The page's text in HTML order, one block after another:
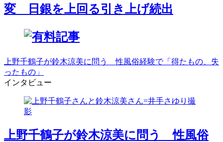
変 日銀を上回る引き上げ続出
上野千鶴子が鈴木涼美に問う 性風俗経験で「得たもの、失
ったもの」
インタビュー
上野千鶴子が鈴木涼美に問う 性風俗